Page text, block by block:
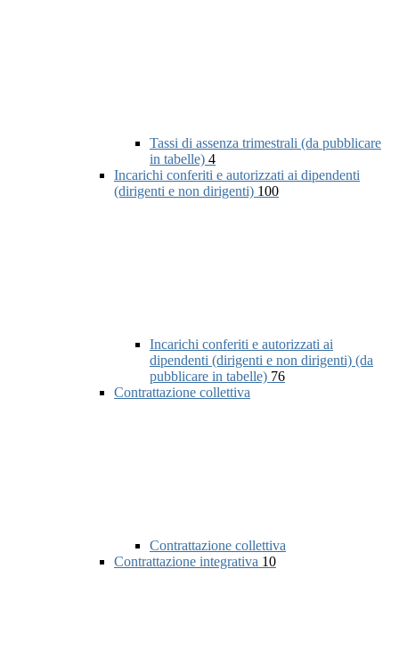
Tassi di assenza trimestrali (da pubblicare
in tabelle) 4
Incarichi conferiti e autorizzati ai dipendenti
(dirigenti e non dirigenti) 100
Incarichi conferiti e autorizzati ai
dipendenti (dirigenti e non dirigenti) (da
pubblicare in tabelle) 76
Contrattazione collettiva
Contrattazione collettiva
Contrattazione integrativa 10